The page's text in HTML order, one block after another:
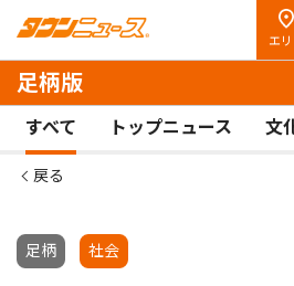
エ
足柄版
すべて トップニュース 文
戻る
足柄 社会